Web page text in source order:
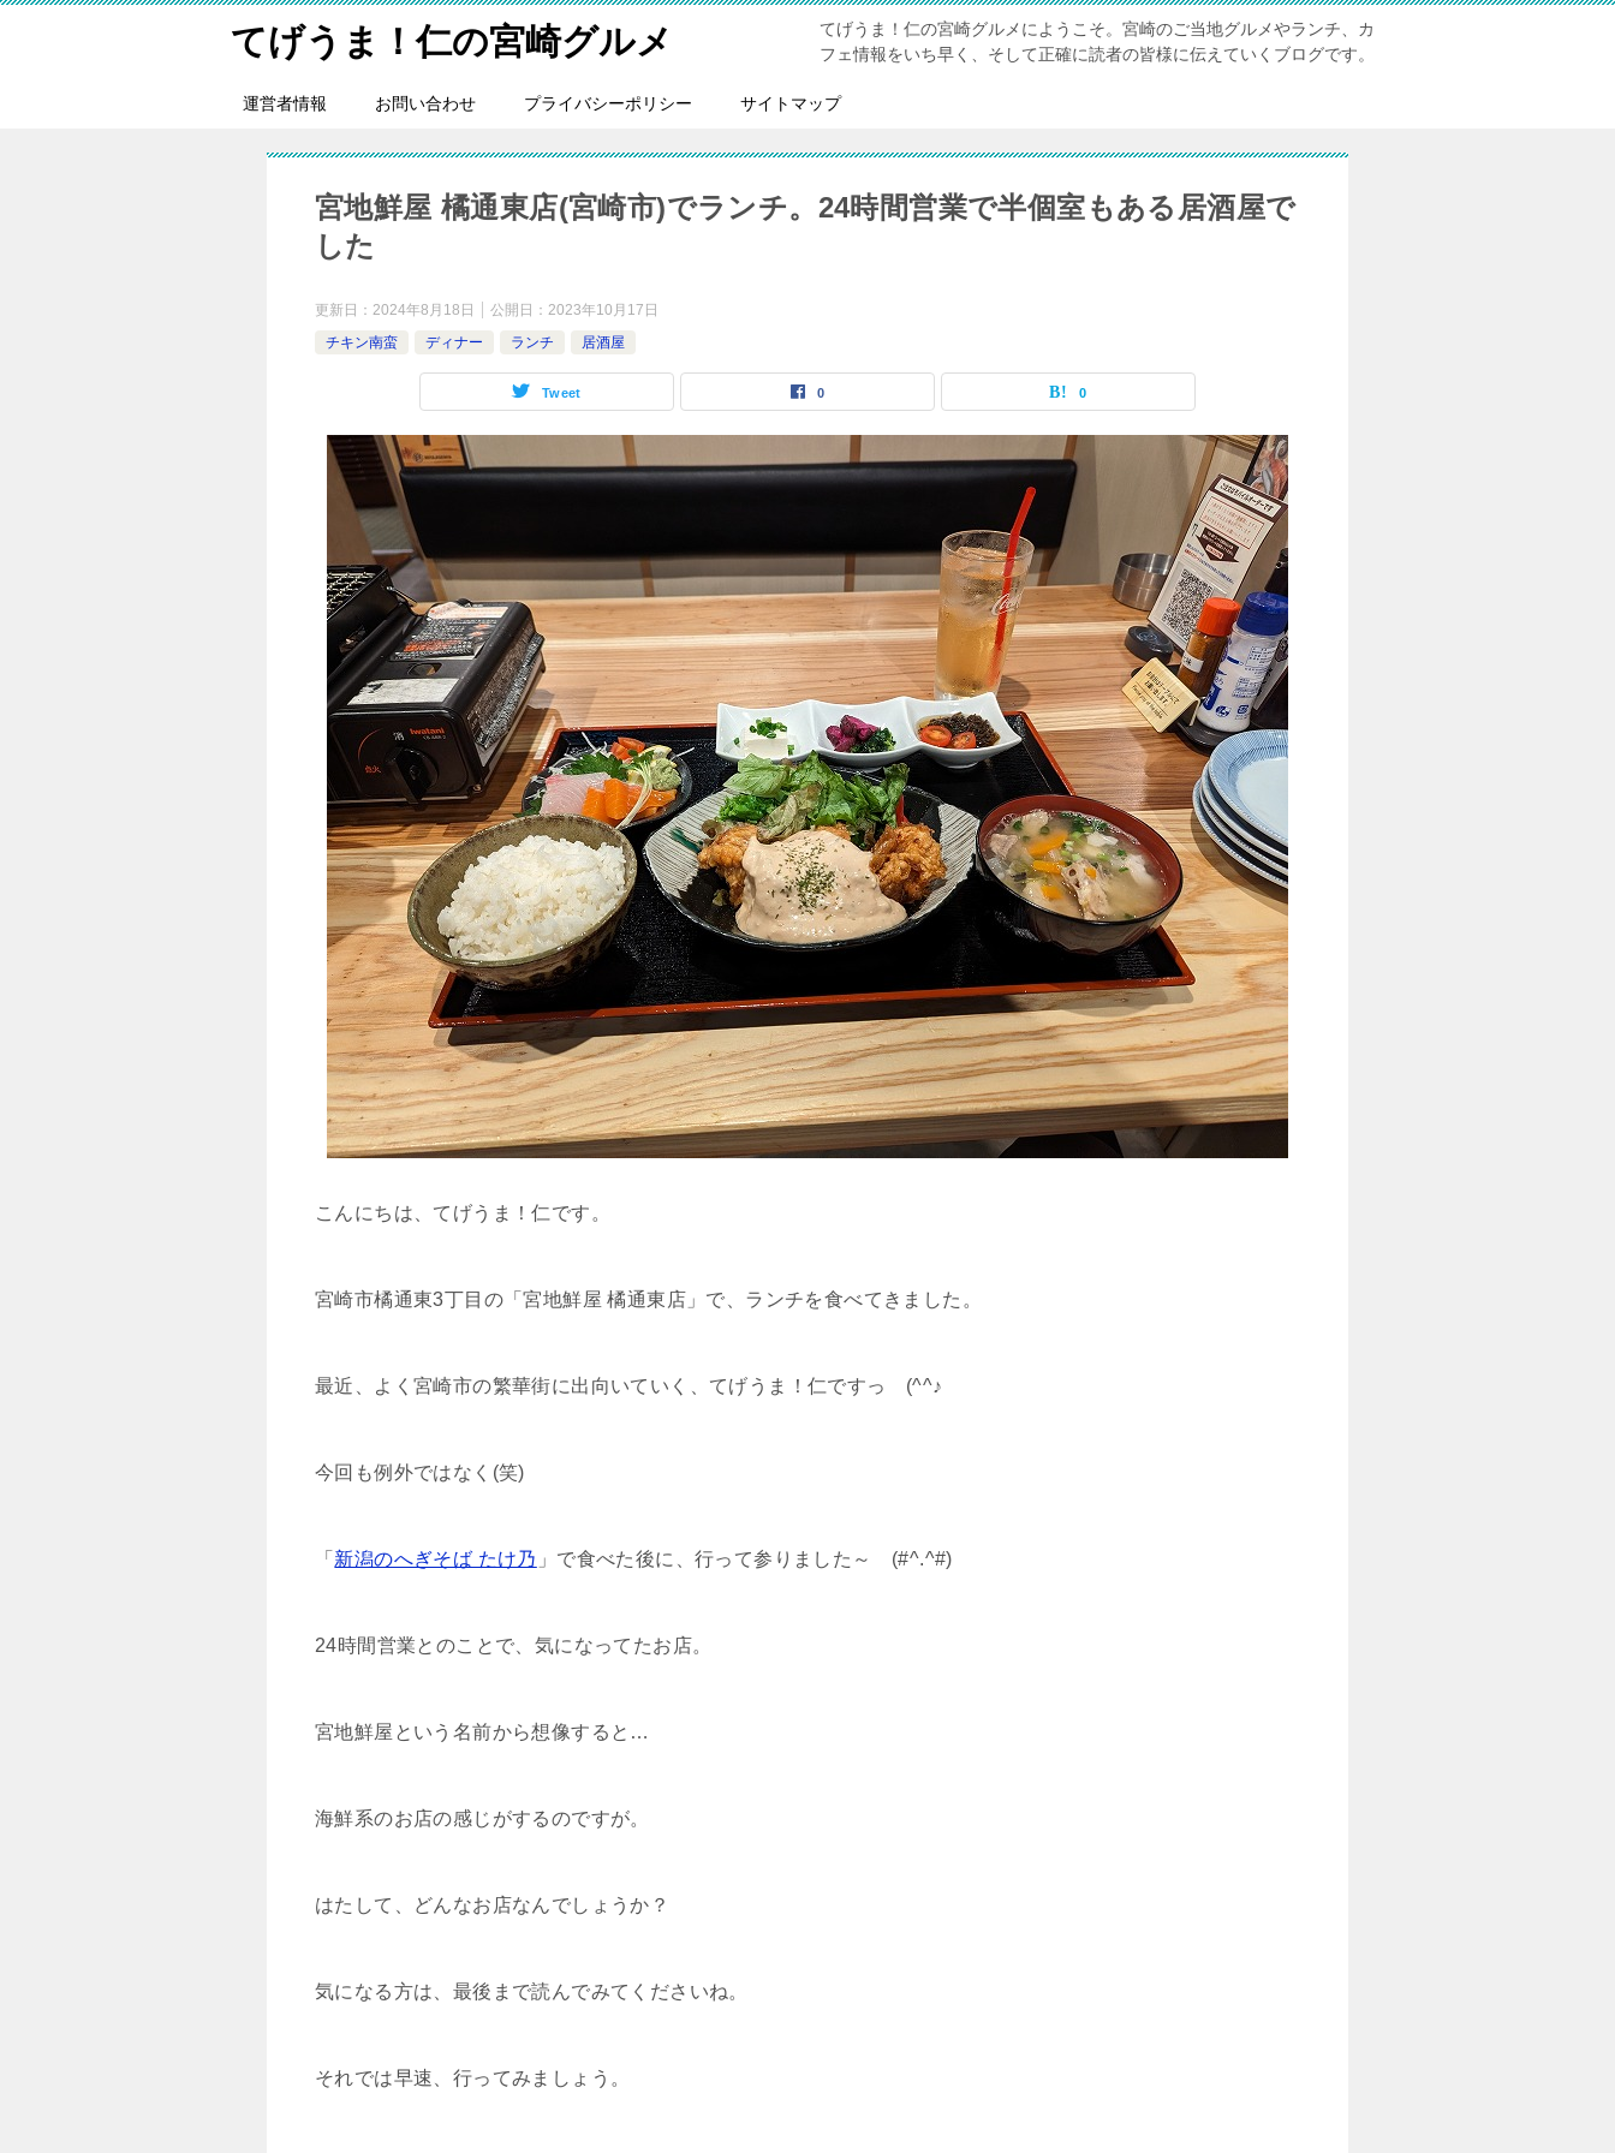
てげうま！仁の宮崎グルメ
てげうま！仁の宮崎グルメにようこそ。宮崎のご当地グルメやランチ、カ
フェ情報をいち早く、そして正確に読者の皆様に伝えていくブログです。
運営者情報 お問い合わせ プライバシーポリシー サイトマップ
宮地鮮屋 橘通東店(宮崎市)でランチ。24時間営業で半個室もある居酒屋で
した
更新日： 2024年8月18日 公開日： 2023年10月17日
チキン南蛮
ディナー ランチ 居酒屋
Tweet 0 0
こんにちは、てげうま！仁です。
宮崎市橘通東3丁目の「宮地鮮屋 橘通東店」で、ランチを食べてきました。
最近、よく宮崎市の繁華街に出向いていく、てげうま！仁ですっ (^^♪
今回も例外ではなく(笑)
「 新潟のへぎそば たけ乃 」で食べた後に、行って参りました～ (#^.^#)
24時間営業とのことで、気になってたお店。
宮地鮮屋という名前から想像すると…
海鮮系のお店の感じがするのですが。
はたして、どんなお店なんでしょうか？
気になる方は、最後まで読んでみてくださいね。
それでは早速、行ってみましょう。